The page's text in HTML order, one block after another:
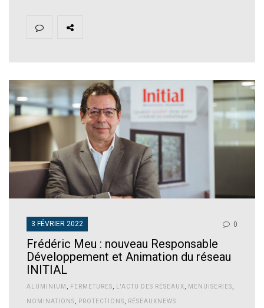
3 FÉVRIER 2022 0
Frédéric Meu : nouveau Responsable
Développement et Animation du réseau
INITIAL
ALUMINIUM FERMETURES L'ACTU DES RÉSEAUX MENUISERIES
NOMINATIONS PROTECTIONS RÉSEAUXNEWS